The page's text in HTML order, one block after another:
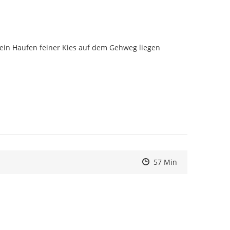
Haufen feiner Kies auf dem Gehweg liegen
Zeitpunkt des
Zeitpunkt des
57 MinZur Äußerung